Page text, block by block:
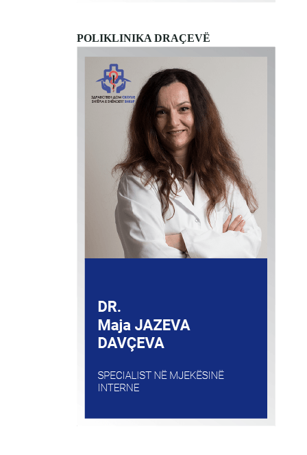
POLIKLINIKA DRAÇEVË